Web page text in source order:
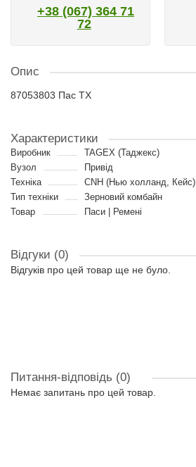
+38 (067) 364 71
72
Опис
87053803 Пас TX
Характеристики
Виробник
TAGEX (Таджекс)
Вузол
Привід
Техніка
CNH (Нью холланд, Кейс)
Тип техніки
Зерновий комбайн
Товар
Паси | Ремені
Відгуки (0)
Відгуків про цей товар ще не було.
Питання-відповідь (0)
Немає запитань про цей товар.